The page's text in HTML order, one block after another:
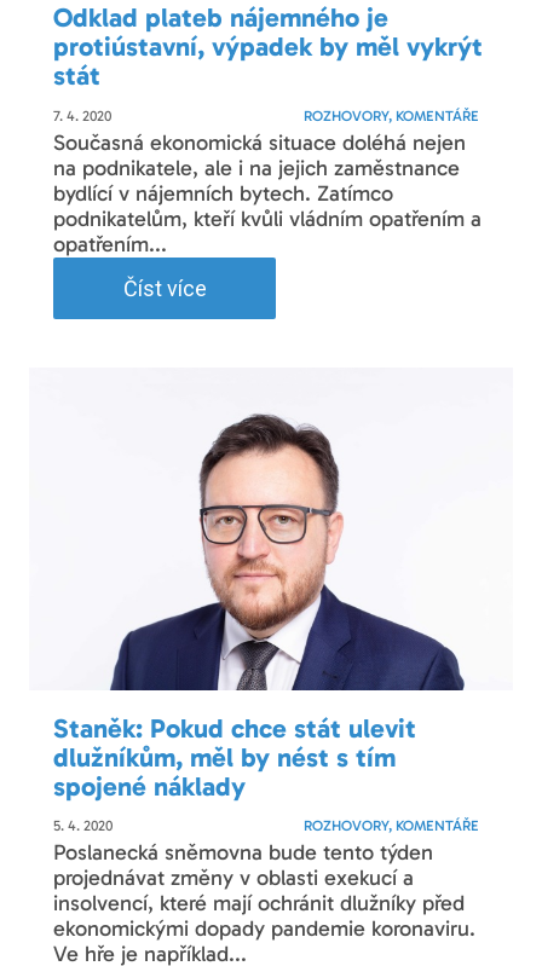
Odklad plateb nájemného je
protiústavní, výpadek by měl vykrýt
stát
7. 4. 2020 ROZHOVORY, KOMENTÁŘE
Současná ekonomická situace doléhá nejen
na podnikatele, ale i na jejich zaměstnance
bydlící v nájemních bytech. Zatímco
podnikatelům, kteří kvůli vládním opatřením a
opatřením...
Číst více
Staněk: Pokud chce stát ulevit
dlužníkům, měl by nést s tím
spojené náklady
5. 4. 2020 ROZHOVORY, KOMENTÁŘE
Poslanecká sněmovna bude tento týden
projednávat změny v oblasti exekucí a
insolvencí, které mají ochránit dlužníky před
ekonomickými dopady pandemie koronaviru.
Ve hře je například...